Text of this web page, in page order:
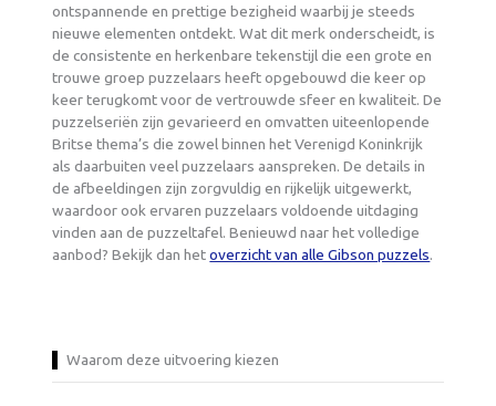
ontspannende en prettige bezigheid waarbij je steeds
nieuwe elementen ontdekt. Wat dit merk onderscheidt, is
de consistente en herkenbare tekenstijl die een grote en
trouwe groep puzzelaars heeft opgebouwd die keer op
keer terugkomt voor de vertrouwde sfeer en kwaliteit. De
puzzelseriën zijn gevarieerd en omvatten uiteenlopende
Britse thema’s die zowel binnen het Verenigd Koninkrijk
als daarbuiten veel puzzelaars aanspreken. De details in
de afbeeldingen zijn zorgvuldig en rijkelijk uitgewerkt,
waardoor ook ervaren puzzelaars voldoende uitdaging
vinden aan de puzzeltafel. Benieuwd naar het volledige
aanbod? Bekijk dan hetoverzicht van alle Gibson puzzels.
Waarom deze uitvoering kiezen